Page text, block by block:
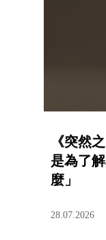
《突然
是為了
麼」
28.07.2026